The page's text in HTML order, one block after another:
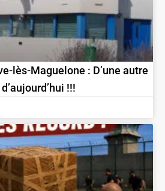
lès-Maguelone : D’une autre
!!!